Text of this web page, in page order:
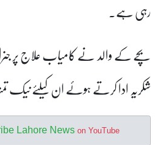
رہی ہے۔
بچے کے والد نے کامیاب علاج پر
شکریہ ادا کرتے ہوئے ان کیلئے نیک
Lahore News on YouTube